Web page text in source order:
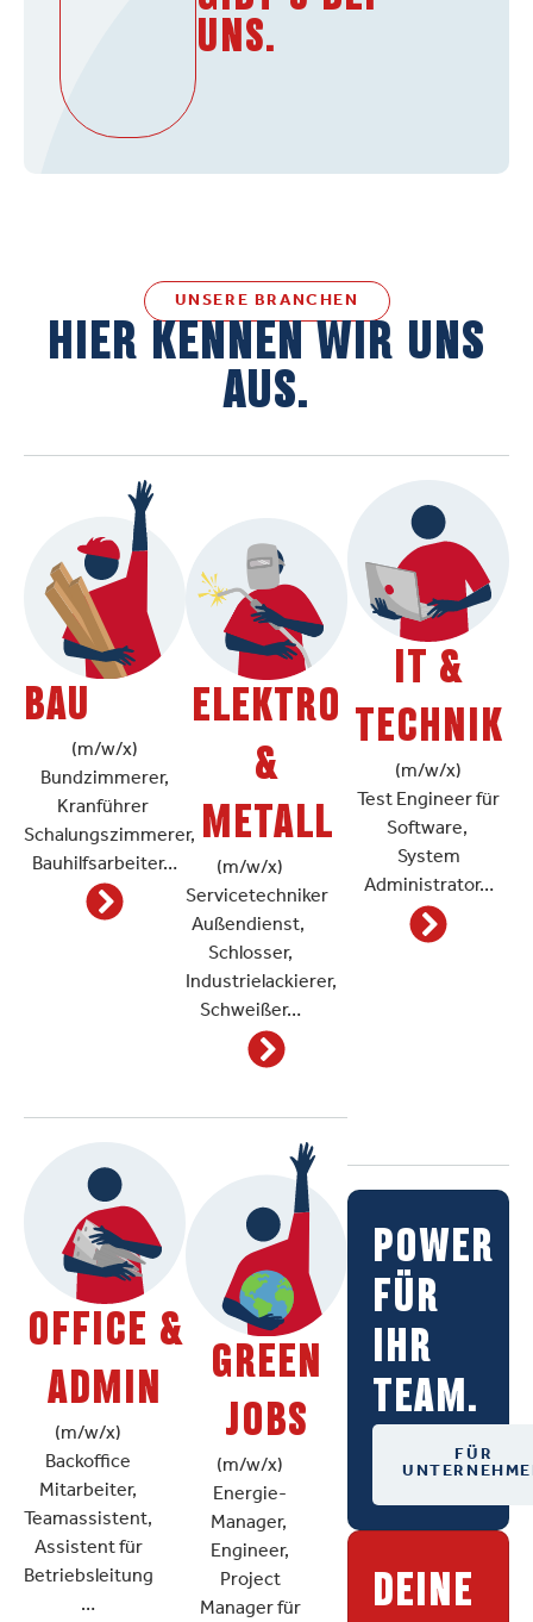
UNS.
UNSERE BRANCHEN
HIER KENNEN WIR UNS
AUS.
BAU
(m/w/x)
Bundzimmerer,
Kranführer
Schalungszimmerer,
Bauhilfsarbeiter…
ELEKTRO
&
METALL
(m/w/x)
Servicetechniker
Außendienst,
Schlosser,
Industrielackierer,
Schweißer…
IT &
TECHNIK
(m/w/x)
Test Engineer für
Software,
System
Administrator…
OFFICE &
ADMIN
(m/w/x)
Backoffice
Mitarbeiter,
Teamassistent,
Assistent für
Betriebsleitung
…
GREEN
JOBS
(m/w/x)
Energie-
Manager,
Engineer,
Project
Manager für
POWER
FÜR
IHR
TEAM.
FÜR
DEINE